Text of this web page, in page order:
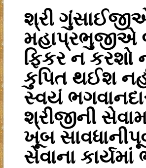
શ્રી
ફિકર ન કરશો
કુપિત થઈશ
સ્વયં
શ્રીજીની
ખૂબ
સેવાના